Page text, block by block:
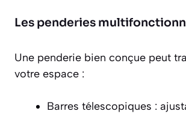
Les penderies
Une penderie bien conçue peut
votre espace :
Barres télescopiques :